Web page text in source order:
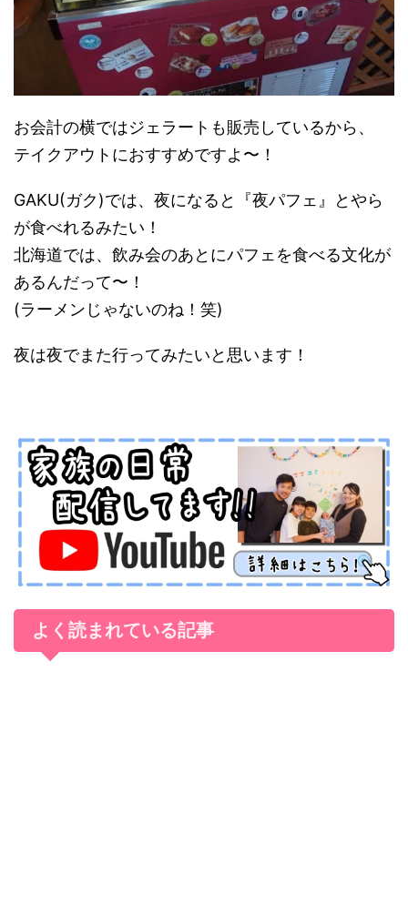
お会計の横ではジェラートも販売しているから、
テイクアウトにおすすめですよ〜！
GAKU(ガク)では、夜になると『夜パフェ』とやら
が食べれるみたい！
北海道では、飲み会のあとにパフェを食べる文化が
あるんだって〜！
(ラーメンじゃないのね！笑)
夜は夜でまた行ってみたいと思います！
よく読まれている記事